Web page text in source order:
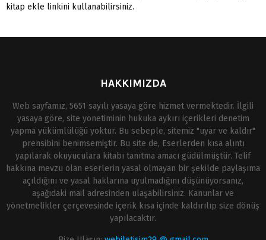
kitap ekle linkini kullanabilirsiniz.
HAKKIMIZDA
Web sayfamız, 5651 sayılı yasaya göre hizmet vermektedir. İlgili
yasaya göre, site yönetiminin hukuka aykırı içerikleri denetim
yapma yükümlülüğü yoktur. Bu sebeple, sitemiz "uyar ve kaldır"
prensibini benimsemiştir. Bu site de, Eserlerden kısa alıntı
yapılarak okuyuculara kitabı tanıtma amacı güdülmüştür. Telif
hakkına mevzu olan eserlerin yasal olmayan bir şekilde paylaşıma
açıldığını ve yasal haklarına uyulmadığını düşünüyorsanız,
aşağıdaki mail adresinden ulaşabilirsiniz. Kanunlar ve
yönetmelikler çerçevesinde içerik kısa içinde kaldırılıp size dönüş
yapılacaktır.